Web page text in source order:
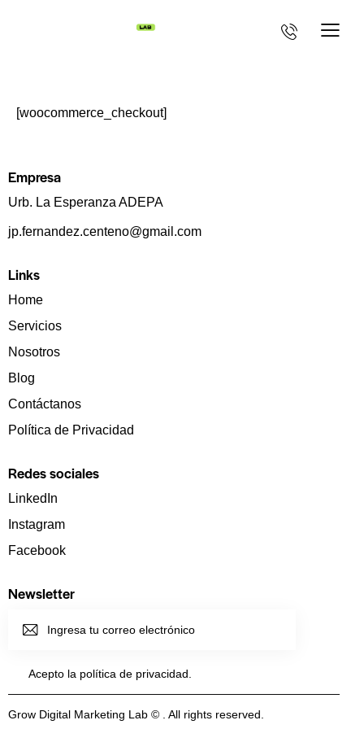
[woocommerce_checkout]
Empresa
Urb. La Esperanza ADEPA
jp.fernandez.centeno@gmail.com
Links
Home
Servicios
Nosotros
Blog
Contáctanos
Política de Privacidad
Redes sociales
LinkedIn
Instagram
Facebook
Newsletter
Acepto la política de privacidad
Grow Digital Marketing Lab © . All rights reserved.